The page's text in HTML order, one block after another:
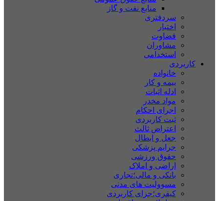
منابع نفت و گاز
سردفتری
اختبار
قضاوت
مشاوران
استخدامی
کاربردی
خانواده
بیمه و کار
ادله اثبات
مواد مخدر
اجرای احکام
ثبت کاربردی
اعتراض ثالث
جعل و ابطال
جرایم پزشکی
حقوق ورزشی
اراضی و املاک
بانکی و مالی؛تجاری
مسوولیت های مدنی
کیفری؛جزای کاربردی